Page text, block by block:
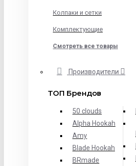
Колпаки и сетки
Комплектующие
Смотреть все товары
Производители
ТОП Брендов
50 clouds
Alpha Hookah
Amy
Blade Hookah
BRmade